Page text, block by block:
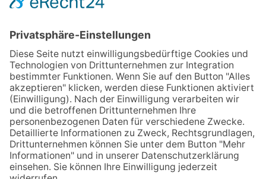
Presse